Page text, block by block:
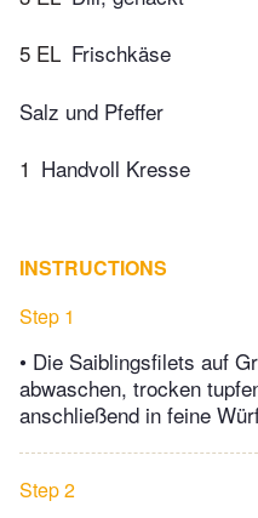
5 EL Frischkäse
Salz und Pfeffer
1 Handvoll Kresse
INSTRUCTIONS
Step 1
• Die Saiblingsfilets auf
abwaschen, trocken
anschließend in feine
Step 2